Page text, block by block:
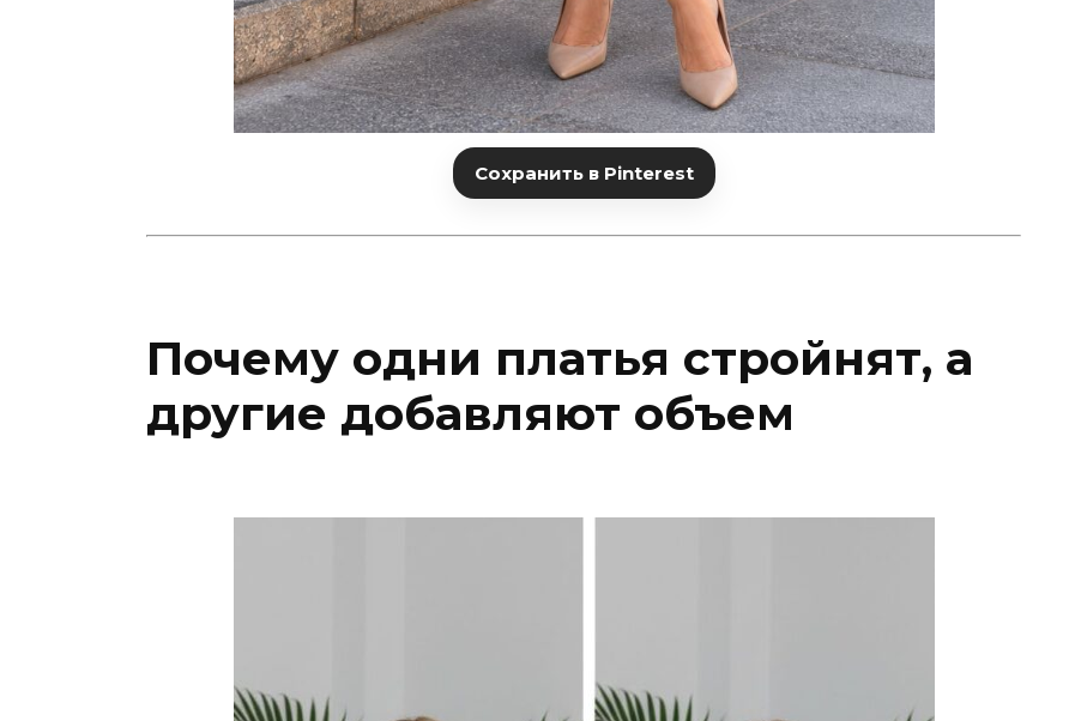
Сохранить в Pinterest
Почему одни платья стройнят, а
другие добавляют объем